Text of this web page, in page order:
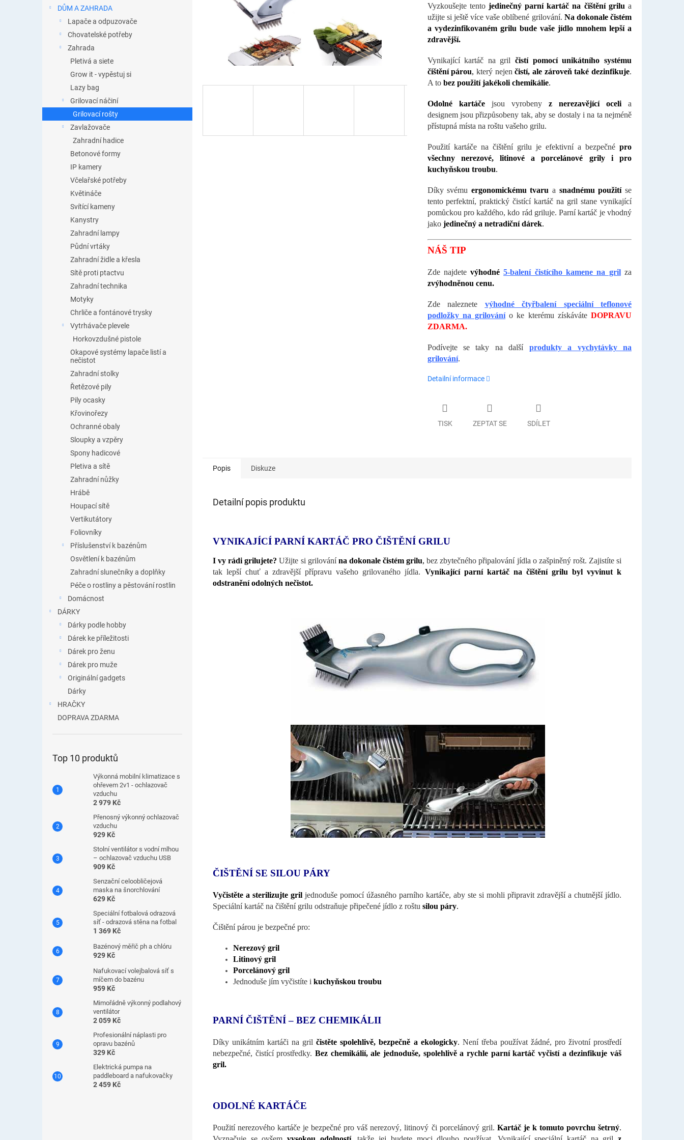
DŮM A ZAHRADA
Lapače a odpuzovače
Chovatelské potřeby
Zahrada
Pletivá a siete
Grow it - vypěstuj si
Lazy bag
Grilovací náčiní
Grilovací rošty
Zavlažovače
Zahradní hadice
Betonové formy
IP kamery
Včelařské potřeby
Květináče
Svítící kameny
Kanystry
Zahradní lampy
Půdní vrtáky
Zahradní židle a křesla
Sítě proti ptactvu
Zahradní technika
Motyky
Chrliče a fontánové trysky
Vytrhávače plevele
Horkovzdušné pistole
Okapové systémy lapače listí a
nečistot
Zahradní stolky
Řetězové pily
Pily ocasky
Křovinořezy
Ochranné obaly
Sloupky a vzpěry
Spony hadicové
Pletiva a sítě
Zahradní nůžky
Hrábě
Houpací sítě
Vertikutátory
Foliovníky
Příslušenství k bazénům
Osvětlení k bazénům
Zahradní slunečníky a doplňky
Péče o rostliny a pěstování rostlin
Domácnost
DÁRKY
Dárky podle hobby
Dárek ke příležitosti
Dárek pro ženu
Dárek pro muže
Originální gadgets
Dárky
HRAČKY
DOPRAVA ZDARMA
Top 10 produktů
Výkonná mobilní klimatizace s
ohřevem 2v1 - ochlazovač
vzduchu
2 979 Kč
Přenosný výkonný ochlazovač
vzduchu
929 Kč
Stolní ventilátor s vodní mlhou
– ochlazovač vzduchu USB
909 Kč
Senzační celoobličejová
maska ​​na šnorchlování
629 Kč
Speciální fotbalová odrazová
síť - odrazová stěna na fotbal
1 369 Kč
Bazénový měřič ph a chlóru
929 Kč
Nafukovací volejbalová síť s
míčem do bazénu
959 Kč
Mimořádně výkonný podlahový
ventilátor
2 059 Kč
Profesionální náplasti pro
opravu bazénů
329 Kč
Elektrická pumpa na
paddleboard a nafukovačky
2 459 Kč
Vyzkoušejte tento jedinečný parní kartáč na čištění grilua
užijte si ještě více vaše oblíbené grilování. Na dokonale čistém
a vydezinfikovaném grilu bude vaše jídlo mnohem lepší a
zdravější.
Vynikající kartáč na grilčistí pomocí unikátního systému
čištění párou, který nejenčistí, ale zároveň také dezinfikuje.
A to bez použití jakékoli chemikálie.
Odolné kartáče jsou vyrobeny z nerezavějící ocelia
designem jsou přizpůsobeny tak, aby se dostaly i na ta nejméně
přístupná místa na roštu vašeho grilu.
Použití kartáče na čištění grilu je efektivní a bezpečné pro
všechny nerezové, litinové a porcelánové grily i pro
kuchyňskou troubu.
Díky svému ergonomickému tvaru a snadnému použitíse
tento perfektní, praktický čistící kartáč na gril stane vynikající
pomůckou pro každého, kdo rád griluje. Parní kartáč je vhodný
jako jedinečný a netradiční dárek.
NÁŠ TIP
Zde najdetevýhodné 5-balení čistícího kamene na grilza
zvýhodněnou cenu.
Zde naleznete výhodné čtyřbalení speciální teflonové
podložky na grilovánío ke kterému získáváteDOPRAVU
ZDARMA.
Podívejte se taky na další produkty a vychytávky na
grilování.
Detailní informace
TISK ZEPTAT SE SDÍLET
Popis Diskuze
Detailní popis produktu
VYNIKAJÍCÍ PARNÍ KARTÁČ PRO ČIŠTĚNÍ GRILU
I vy rádi grilujete? Užijte si grilování na dokonale čistém grilu, bez zbytečného připalování jídla o zašpiněný rošt. Zajistíte si
tak lepší chuť a zdravější přípravu vašeho grilovaného jídla. Vynikající parní kartáč na čištění grilu byl vyvinut k
odstranění odolných nečistot.
ČIŠTĚNÍ SE SILOU PÁRY
Vyčistěte a sterilizujte gril jednoduše pomocí úžasného parního kartáče, aby ste si mohli připravit zdravější a chutnější jídlo.
Speciální kartáč na čištění grilu odstraňuje připečené jídlo z roštu silou páry.
Čištění párou je bezpečné pro:
Nerezový gril
Litinový gril
Porcelánový gril
Jednoduše jím vyčistíte i kuchyňskou troubu
PARNÍ ČIŠTĚNÍ – BEZ CHEMIKÁLII
Díky unikátním kartáči na grilčistěte spolehlivě, bezpečně a ekologicky. Není třeba používat žádné, pro životní prostředí
nebezpečné, čistící prostředky. Bez chemikálií, ale jednoduše, spolehlivě a rychle parní kartáč vyčistí a dezinfikuje váš
gril.
ODOLNÉ KARTÁČE
Použití nerezového kartáče je bezpečné pro váš nerezový, litinový či porcelánový gril. Kartáč je k tomuto povrchu šetrný.